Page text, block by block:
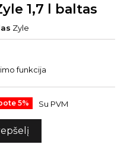
1,7 l baltas
Zyle
funkcija
5% Su PVM